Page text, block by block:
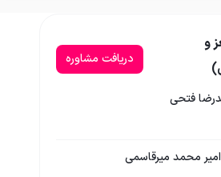
و
دریافت مشاوره
فتحی
محمد میرقاسمی